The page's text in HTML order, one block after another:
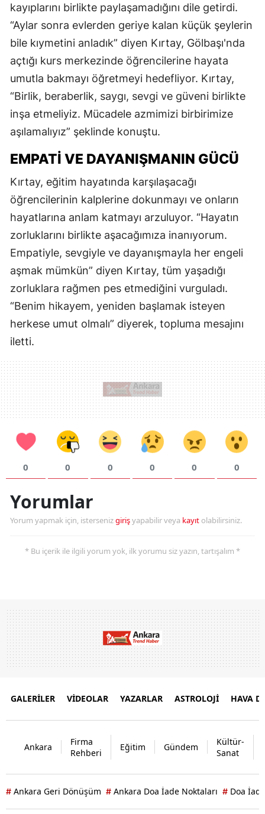
kayıplarını birlikte paylaşamadığını dile getirdi.
“Aylar sonra evlerden geriye kalan küçük şeylerin
bile kıymetini anladık” diyen Kırtay, Gölbaşı'nda
açtığı kurs merkezinde öğrencilerine hayata
umutla bakmayı öğretmeyi hedefliyor. Kırtay,
“Birlik, beraberlik, saygı, sevgi ve güveni birlikte
inşa etmeliyiz. Mücadele azmimizi birbirimize
aşılamalıyız” şeklinde konuştu.
EMPATI VE DAYANIŞMANIN GÜCÜ
Kırtay, eğitim hayatında karşılaşacağı
öğrencilerinin kalplerine dokunmayı ve onların
hayatlarına anlam katmayı arzuluyor. “Hayatın
zorluklarını birlikte aşacağımıza inanıyorum.
Empatiyle, sevgiyle ve dayanışmayla her engeli
aşmak mümkün” diyen Kırtay, tüm yaşadığı
zorluklara rağmen pes etmediğini vurguladı.
“Benim hikayem, yeniden başlamak isteyen
herkese umut olmalı” diyerek, topluma mesajını
iletti.
0 0 0 0 0 0
Yorumlar
Yorum yapmak için, istersenizgirişyapabilir veya kayıt olabilirsiniz.
* Bu içerik ile ilgili yorum yok, ilk yorumu siz yazın, tartışalım *
GALERİLER VİDEOLAR YAZARLAR ASTROLOJİ HAVA
Ankara
Firma
Rehberi
Eğitim Gündem
Kültür-
Sanat
# Ankara Geri Dönüşüm # Ankara Doa İade Noktaları # Doa